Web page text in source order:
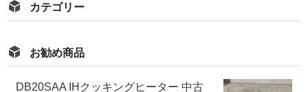
カテゴリー
お勧め商品
DB20SAA IHクッキングヒーター 中古